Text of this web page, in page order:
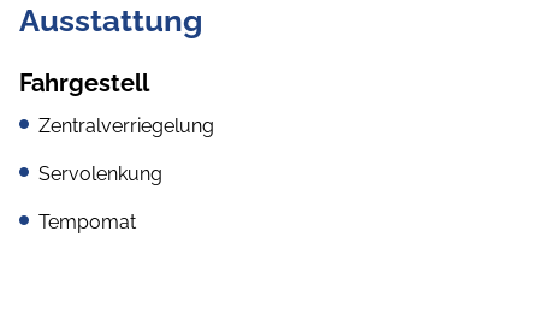
Ausstattung
Fahrgestell
Zentralverriegelung
Servolenkung
Tempomat